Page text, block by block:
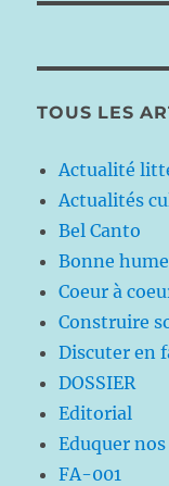
TOUS LES
Actualité
Actualités
Bel Canto
Bonne
Coeur à
Construire
Discuter en
DOSSIER
Editorial
Eduquer
FA-001